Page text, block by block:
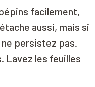
facilement,
aussi, mais si
persistez pas.
Lavez les feuilles